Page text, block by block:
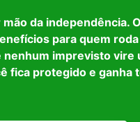
da independência.
para quem
nenhum imprevisto vire
fica protegido e ganha